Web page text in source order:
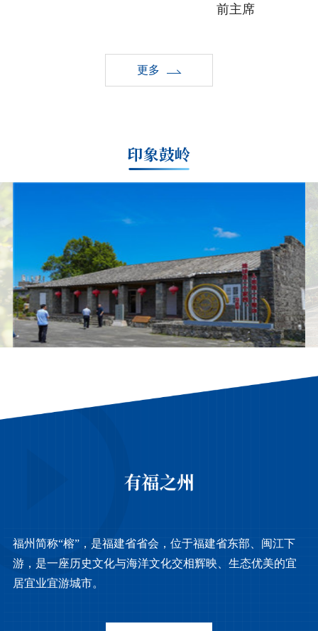
前主席
更多
福州简称“榕”，是福建省省会，位于福建省东部、闽江下
游，是一座历史文化与海洋文化交相辉映、生态优美的宜
居宜业宜游城市。